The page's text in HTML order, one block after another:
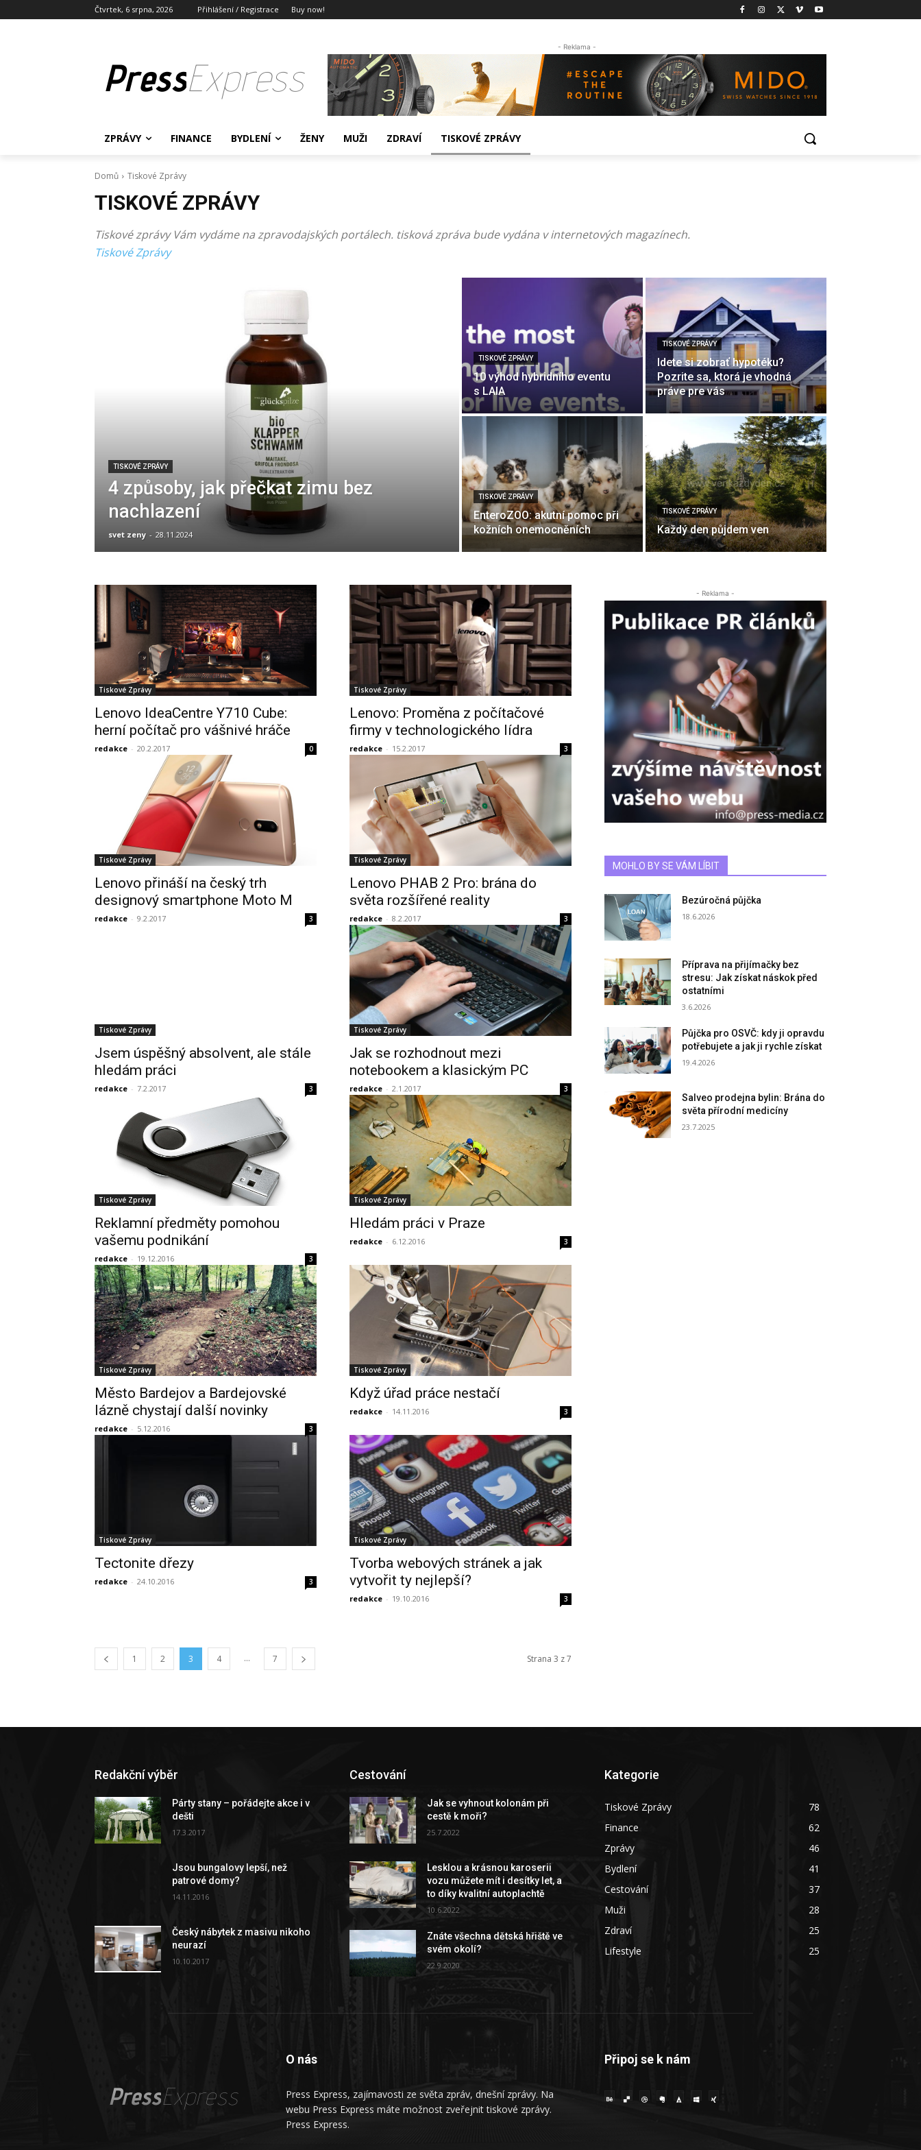
Čtvrtek, 6 srpna, 2026 Přihlášení / Registrace Buy now!
PressExpress
- Reklama -
ZPRÁVY FINANCE BYDLENÍ ŽENY MUŽI ZDRAVÍ TISKOVÉ ZPRÁVY
Domů Tiskové Zprávy
TISKOVÉ ZPRÁVY
Tiskové zprávy Vám vydáme na zpravodajských portálech. tisková zpráva bude vydána v internetových magazínech.
Tiskové Zprávy
TISKOVÉ ZPRÁVY
4 způsoby, jak přečkat zimu bez
nachlazení
svet zeny - 28.11.2024
TISKOVÉ ZPRÁVY
10 výhod hybridního eventu
s LAIA
TISKOVÉ ZPRÁVY
Idete si zobrať hypotéku?
Pozrite sa, ktorá je vhodná
práve pre vás
TISKOVÉ ZPRÁVY
EnteroZOO: akutní pomoc při
kožních onemocněních
TISKOVÉ ZPRÁVY
Každý den půjdem ven
Tiskové Zprávy
Lenovo IdeaCentre Y710 Cube:
herní počítač pro vášnivé hráče
redakce - 20.2.2017 0
Tiskové Zprávy
Lenovo: Proměna z počítačové
firmy v technologického lídra
redakce - 15.2.2017 3
Tiskové Zprávy
Lenovo přináší na český trh
designový smartphone Moto M
redakce - 9.2.2017 3
Tiskové Zprávy
Lenovo PHAB 2 Pro: brána do
světa rozšířené reality
redakce - 8.2.2017 3
Tiskové Zprávy
Jsem úspěšný absolvent, ale stále
hledám práci
redakce - 7.2.2017 3
Tiskové Zprávy
Jak se rozhodnout mezi
notebookem a klasickým PC
redakce - 2.1.2017 3
Tiskové Zprávy
Reklamní předměty pomohou
vašemu podnikání
redakce - 19.12.2016 3
Tiskové Zprávy
Hledám práci v Praze
redakce - 6.12.2016 3
Tiskové Zprávy
Město Bardejov a Bardejovské
lázně chystají další novinky
redakce - 5.12.2016 3
Tiskové Zprávy
Když úřad práce nestačí
redakce - 14.11.2016 3
Tiskové Zprávy
Tectonite dřezy
redakce - 24.10.2016 3
Tiskové Zprávy
Tvorba webových stránek a jak
vytvořit ty nejlepší?
redakce - 19.10.2016 3
1 2 3 4 ... 7 Strana 3 z 7
- Reklama -
MOHLO BY SE VÁM LÍBIT
Bezúročná půjčka
18.6.2026
Příprava na přijímačky bez
stresu: Jak získat náskok před
ostatními
3.6.2026
Půjčka pro OSVČ: kdy ji opravdu
potřebujete a jak ji rychle získat
19.4.2026
Salveo prodejna bylin: Brána do
světa přírodní medicíny
23.7.2025
Redakční výběr
Párty stany – pořádejte akce i v
dešti
17.3.2017
Jsou bungalovy lepší, než
patrové domy?
14.11.2016
Český nábytek z masivu nikoho
neurazí
10.10.2017
Cestování
Jak se vyhnout kolonám při
cestě k moři?
25.7.2022
Lesklou a krásnou karoserii
vozu můžete mít i desítky let, a
to díky kvalitní autoplachtě
10.6.2022
Znáte všechna dětská hřiště ve
svém okolí?
22.9.2020
Kategorie
Tiskové Zprávy
78
Finance
62
Zprávy
46
Bydlení
41
Cestování
37
Muži
28
Zdraví
25
Lifestyle
25
PressExpress
O nás
Press Express, zajímavosti ze světa zpráv, dnešní zprávy. Na
webu Press Express máte možnost zveřejnit tiskové zprávy.
Press Express.
Připoj se k nám